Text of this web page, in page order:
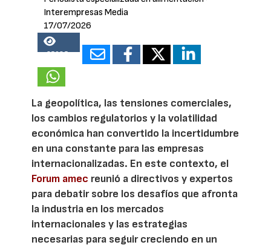
Interempresas Media
17/07/2026
25085
La geopolítica, las tensiones comerciales,
los cambios regulatorios y la volatilidad
económica han convertido la incertidumbre
en una constante para las empresas
internacionalizadas. En este contexto, el
Forum amec reunió a directivos y expertos
para debatir sobre los desafíos que afronta
la industria en los mercados
internacionales y las estrategias
necesarias para seguir creciendo en un